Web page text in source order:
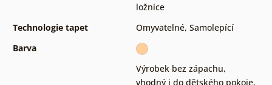
ložnice
Technologie tapet
Omyvatelné, Samolepící
Barva
Výrobek bez zápachu,
vhodný i do dětského pokoje,